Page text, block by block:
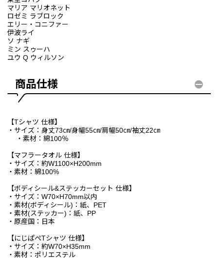
マリア マリオネット
ロゼミ ラブロック
エリー・コニファー
伊波ライ
ソ ナギ
ミン スゥーハ
ユウ Q ウィルソン
商品仕様
【Tシャツ 仕様】
・サイズ：身丈73㎝/身幅55㎝/肩幅50㎝/袖丈22㎝
・素材：綿100％
【マフラータオル 仕様】
・サイズ：約W1100×H200mm
・素材：綿100%
【ボディシール&ステッカーセット 仕様】
・サイズ：W70×H70mm以内
・素材(ボディシール)：紙、PET
・素材(ステッカー)：紙、PP
・原産国：日本
【にじぱぺTシャツ 仕様】
・サイズ：約W70×H35mm
・素材：ポリエステル